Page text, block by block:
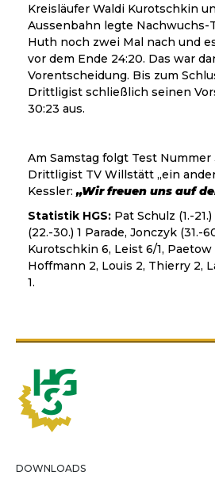
Kreisläufer Waldi Kurotschkin
Aussenbahn legte Nachwuchs-
Huth noch zwei Mal nach und
vor dem Ende 24:20. Das war
Vorentscheidung. Bis zum
Drittligist schließlich seinen
30:23 aus.
Am Samstag folgt Test
Drittligist TV Willstätt „ein
Kessler:„Wir freuen uns auf
Statistik HGS: Pat Schulz (1.-
(22.-30.) 1 Parade, Jonczyk (31.-
Kurotschkin 6, Leist 6/1, Paetow
Hoffmann 2, Louis 2, Thierry 2,
1.
DOWNLOADS